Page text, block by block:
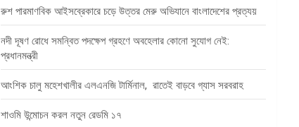
রুশ পারমাণবিক আইসব্রেকারে চড়ে উত্তর মেরু অভিযানে বাংলাদেশের প্রত্যয়
নদী দূষণ রোধে সমন্বিত পদক্ষেপ গ্রহণে অবহেলার কোনো সুযোগ নেই:
প্রধানমন্ত্রী
আংশিক চালু মহেশখালীর এলএনজি টার্মিনাল, রাতেই বাড়বে গ্যাস সরবরাহ
শাওমি উন্মোচন করল নতুন রেডমি ১৭